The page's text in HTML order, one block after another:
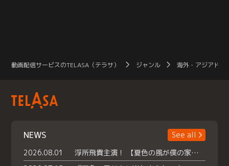
動画配信サービスのTELASA（テラサ） ジャンル 海外・アジアドラ
NEWS
See all
2026.08.01
浮所飛貴主演！ 【夏色の風が僕の家にやってきた】 本日よりテラサで独占配信スタート！